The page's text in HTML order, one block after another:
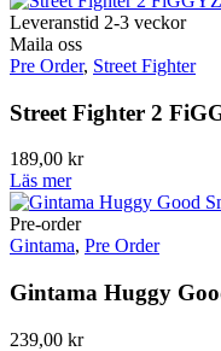
Leveranstid 2-3 veckor
Maila oss
Pre Order, Street Fighter
Street Fighter 2
189,00 kr
Läs mer
Pre-order
Gintama, Pre Order
Gintama Huggy
239,00 kr